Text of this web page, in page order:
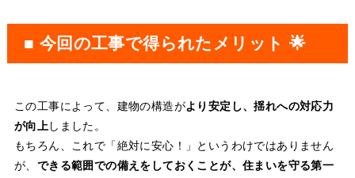
■ 今回の工事で得られたメリット 🌟
この工事によって、建物の構造がより安定し、揺れへの対応力
が向上しました。
もちろん、これで「絶対に安心！」というわけではありません
が、 できる範囲での備えをしておくことが、住まいを守る第一